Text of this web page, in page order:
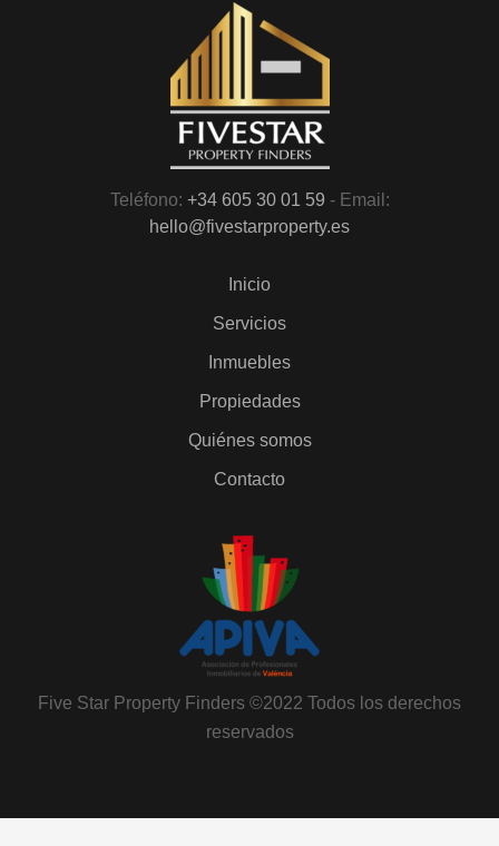
Teléfono: +34 605 30 01 59 - Email:
hello@fivestarproperty.es
Inicio
Servicios
Inmuebles
Propiedades
Quiénes somos
Contacto
Five Star Property Finders ©2022 Todos los derechos
reservados